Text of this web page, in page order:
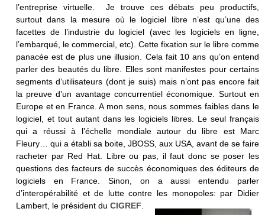
l’entreprise virtuelle. Je trouve ces débats peu productifs,
surtout dans la mesure où le logiciel libre n’est qu’une des
facettes de l’industrie du logiciel (avec les logiciels en ligne,
l’embarqué, le commercial, etc). Cette fixation sur le libre comme
panacée est de plus une illusion. Cela fait 10 ans qu’on entend
parler des beautés du libre. Elles sont manifestes pour certains
segments d’utilisateurs (dont je suis) mais n’ont pas encore fait
la preuve d’un avantage concurrentiel économique. Surtout en
Europe et en France. A mon sens, nous sommes faibles dans le
logiciel, et tout autant dans les logiciels libres. Le seul français
qui a réussi à l’échelle mondiale autour du libre est Marc
Fleury… qui a établi sa boite, JBOSS, aux USA, avant de se faire
racheter par Red Hat. Libre ou pas, il faut donc se poser les
questions des facteurs de succès économiques des éditeurs de
logiciels en France. Sinon, on a aussi entendu parler
d’interopérabilité et de lutte contre les monopoles: par Didier
Lambert, le président du CIGREF